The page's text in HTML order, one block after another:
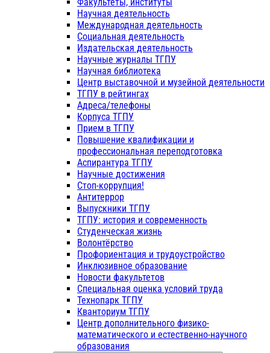
Факультеты, институты
Научная деятельность
Международная деятельность
Социальная деятельность
Издательская деятельность
Научные журналы ТГПУ
Научная библиотека
Центр выставочной и музейной деятельности
ТГПУ в рейтингах
Адреса/телефоны
Корпуса ТГПУ
Прием в ТГПУ
Повышение квалификации и
профессиональная переподготовка
Аспирантура ТГПУ
Научные достижения
Стоп-коррупция!
Антитеррор
Выпускники ТГПУ
ТГПУ: история и современность
Студенческая жизнь
Волонтёрство
Профориентация и трудоустройство
Инклюзивное образование
Новости факультетов
Специальная оценка условий труда
Технопарк ТГПУ
Кванториум ТГПУ
Центр дополнительного физико-
математического и естественно-научного
образования